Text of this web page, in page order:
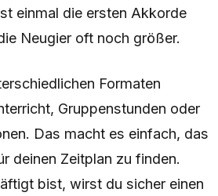
einmal die ersten Akkorde
Neugier oft noch größer.
Formaten
Gruppenstunden oder
Das macht es einfach, das
deinen Zeitplan zu finden.
bist, wirst du sicher einen